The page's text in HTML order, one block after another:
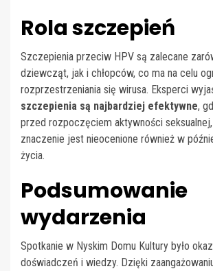
Rola szczepień
Szczepienia przeciw HPV są zalecane
dziewcząt, jak i chłopców, co ma na celu
rozprzestrzeniania się wirusa. Eksperci
szczepienia są najbardziej efektywne,
przed rozpoczęciem aktywności
znaczenie jest nieocenione również w
życia.
Podsumowanie
wydarzenia
Spotkanie w Nyskim Domu Kultury było
doświadczeń i wiedzy. Dzięki